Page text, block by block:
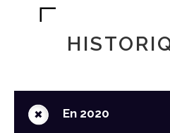
+ En 2020